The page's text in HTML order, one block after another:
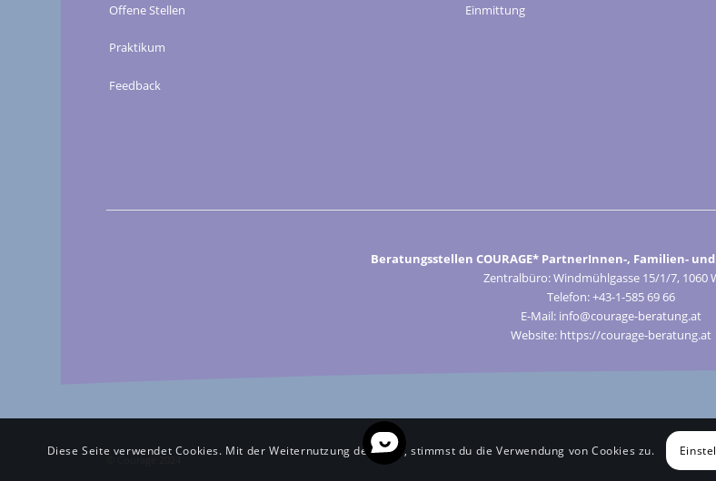
Offene Stellen
Praktikum
Feedback
Einmittung
Beratungsstellen COURAGE* PartnerInnen-, Familien-
Zentralbüro: Windmühlgasse 15/1/7, 1060
Telefon: +43-1-585 69 66
E-Mail: info@courage-beratung.at
Website: https://courage-beratung.at
© Courage 2024
Diese Seite verwendet Cookies. Mit der Weiternutzung der Seite, stimmst du die Verwendung von Cookies zu.